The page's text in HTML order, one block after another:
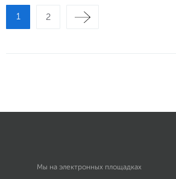
1 2
Мы на электронных площадках